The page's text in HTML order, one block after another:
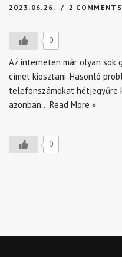
2023.06.26. 2 COMMENTS
0
Az interneten már olyan sok
címet kiosztani. Hasonló
telefonszámokat
azonban… Read More »
0